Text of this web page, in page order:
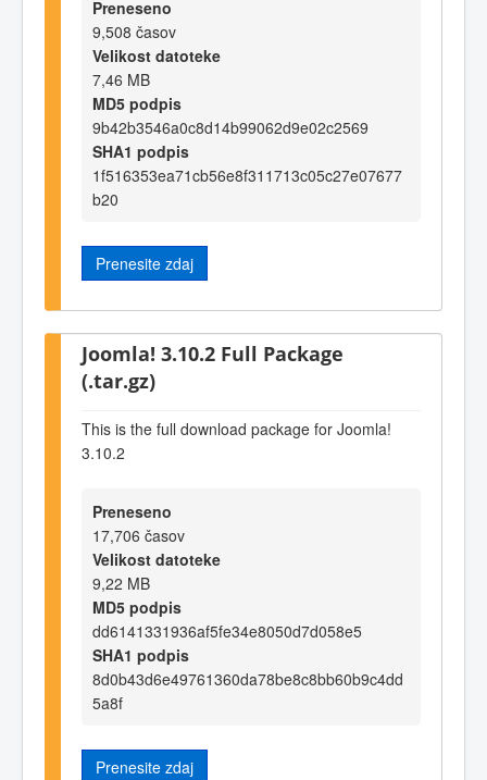
Preneseno
9,508 časov
Velikost datoteke
7,46 MB
MD5 podpis
9b42b3546a0c8d14b99062d9e02c2569
SHA1 podpis
1f516353ea71cb56e8f311713c05c27e07677
b20
Prenesite zdaj
Joomla! 3.10.2 Full Package
(.tar.gz)
This is the full download package for Joomla!
3.10.2
Preneseno
17,706 časov
Velikost datoteke
9,22 MB
MD5 podpis
dd6141331936af5fe34e8050d7d058e5
SHA1 podpis
8d0b43d6e49761360da78be8c8bb60b9c4dd
5a8f
Prenesite zdaj